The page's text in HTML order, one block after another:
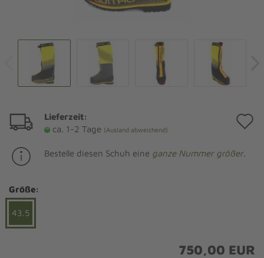
Lieferzeit:
ca. 1-2 Tage (Ausland abweichend)
Bestelle diesen Schuh eine ganze Nummer größer.
Größe:
43.5
750,00 EUR